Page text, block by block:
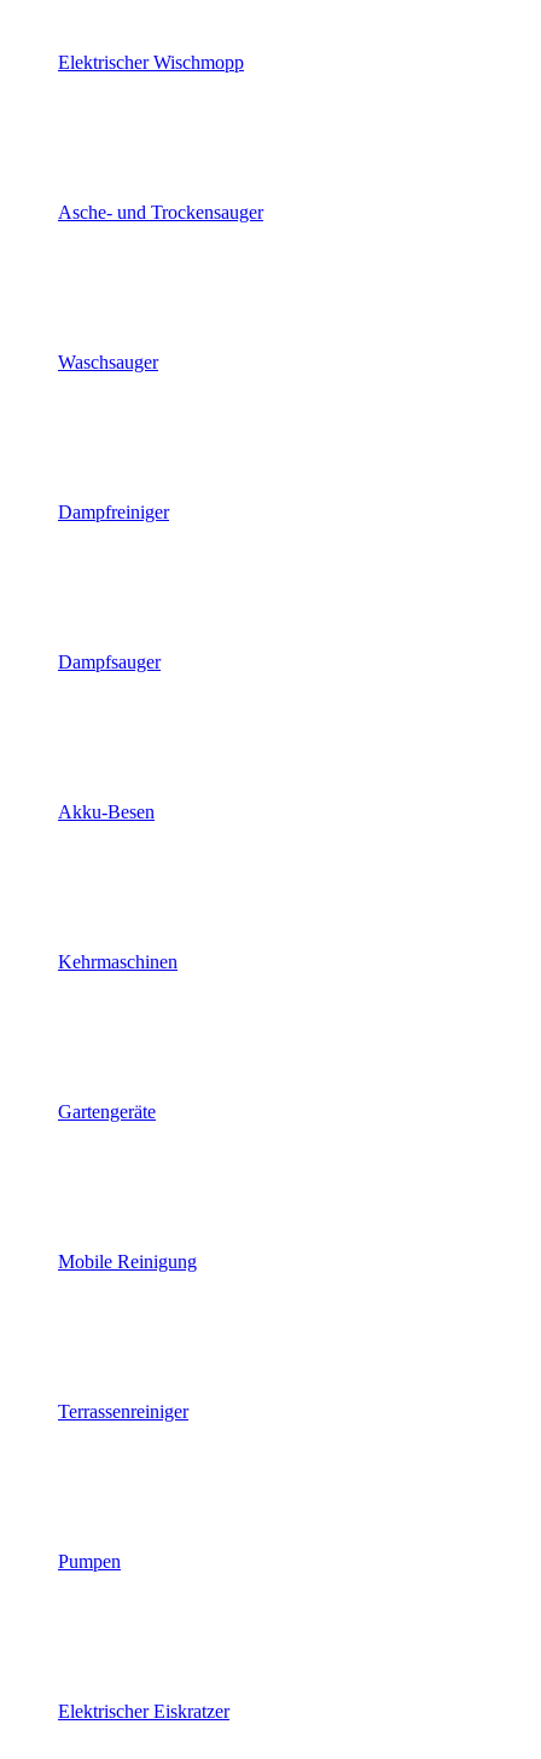
Elektrischer Wischmopp
Asche- und Trockensauger
Waschsauger
Dampfreiniger
Dampfsauger
Akku-Besen
Kehrmaschinen
Gartengeräte
Mobile Reinigung
Terrassenreiniger
Pumpen
Elektrischer Eiskratzer